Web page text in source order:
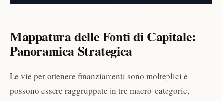
Mappatura delle Fonti di Capitale:
Panoramica Strategica
Le vie per ottenere finanziamenti sono molteplici e
possono essere raggruppate in tre macro-categorie,